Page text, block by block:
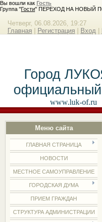
Вы вошли как Гость
Группа "Гости" ПЕРЕХОД НА НОВЫЙ
Четверг, 06.08.2026, 19:27
Главная
Регистрация Вход
Город
www.luk-of.ru
Меню сайта
ГЛАВНАЯ СТРАНИЦА
НОВОСТИ
МЕСТНОЕ САМОУПРАВЛЕНИЕ
ГОРОДСКАЯ ДУМА
ПРИЕМ ГРАЖДАН
СТРУКТУРА АДМИНИСТРАЦИИ